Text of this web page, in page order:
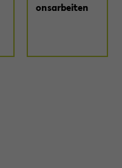
ons­ar­bei­ten